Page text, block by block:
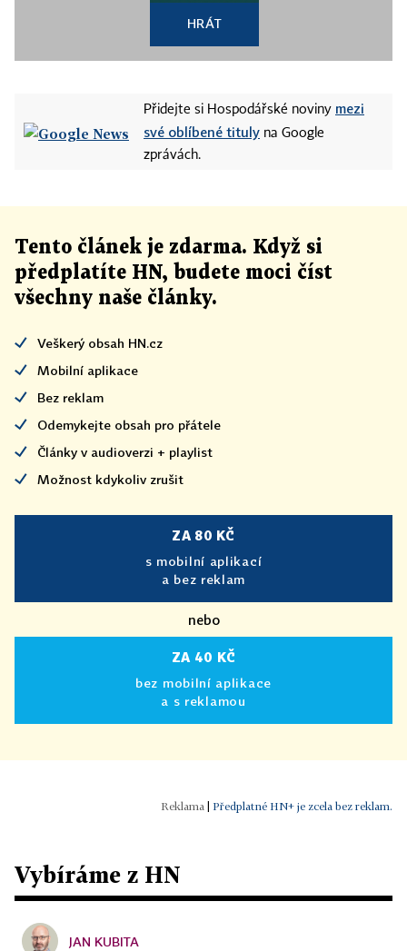
HRÁT
Přidejte si Hospodářské noviny mezi
své oblíbené tituly na Google
zprávách.
Tento článek je zdarma. Když si
předplatíte HN, budete moci číst
všechny naše články.
Veškerý obsah HN.cz
Mobilní aplikace
Bez reklam
Odemykejte obsah pro přátele
Články v audioverzi + playlist
Možnost kdykoliv zrušit
ZA 80 KČ
s mobilní aplikací
a bez reklam
nebo
ZA 40 KČ
bez mobilní aplikace
a s reklamou
Předplatné HN+ je zcela bez reklam.
Vybíráme z HN
JAN KUBITA